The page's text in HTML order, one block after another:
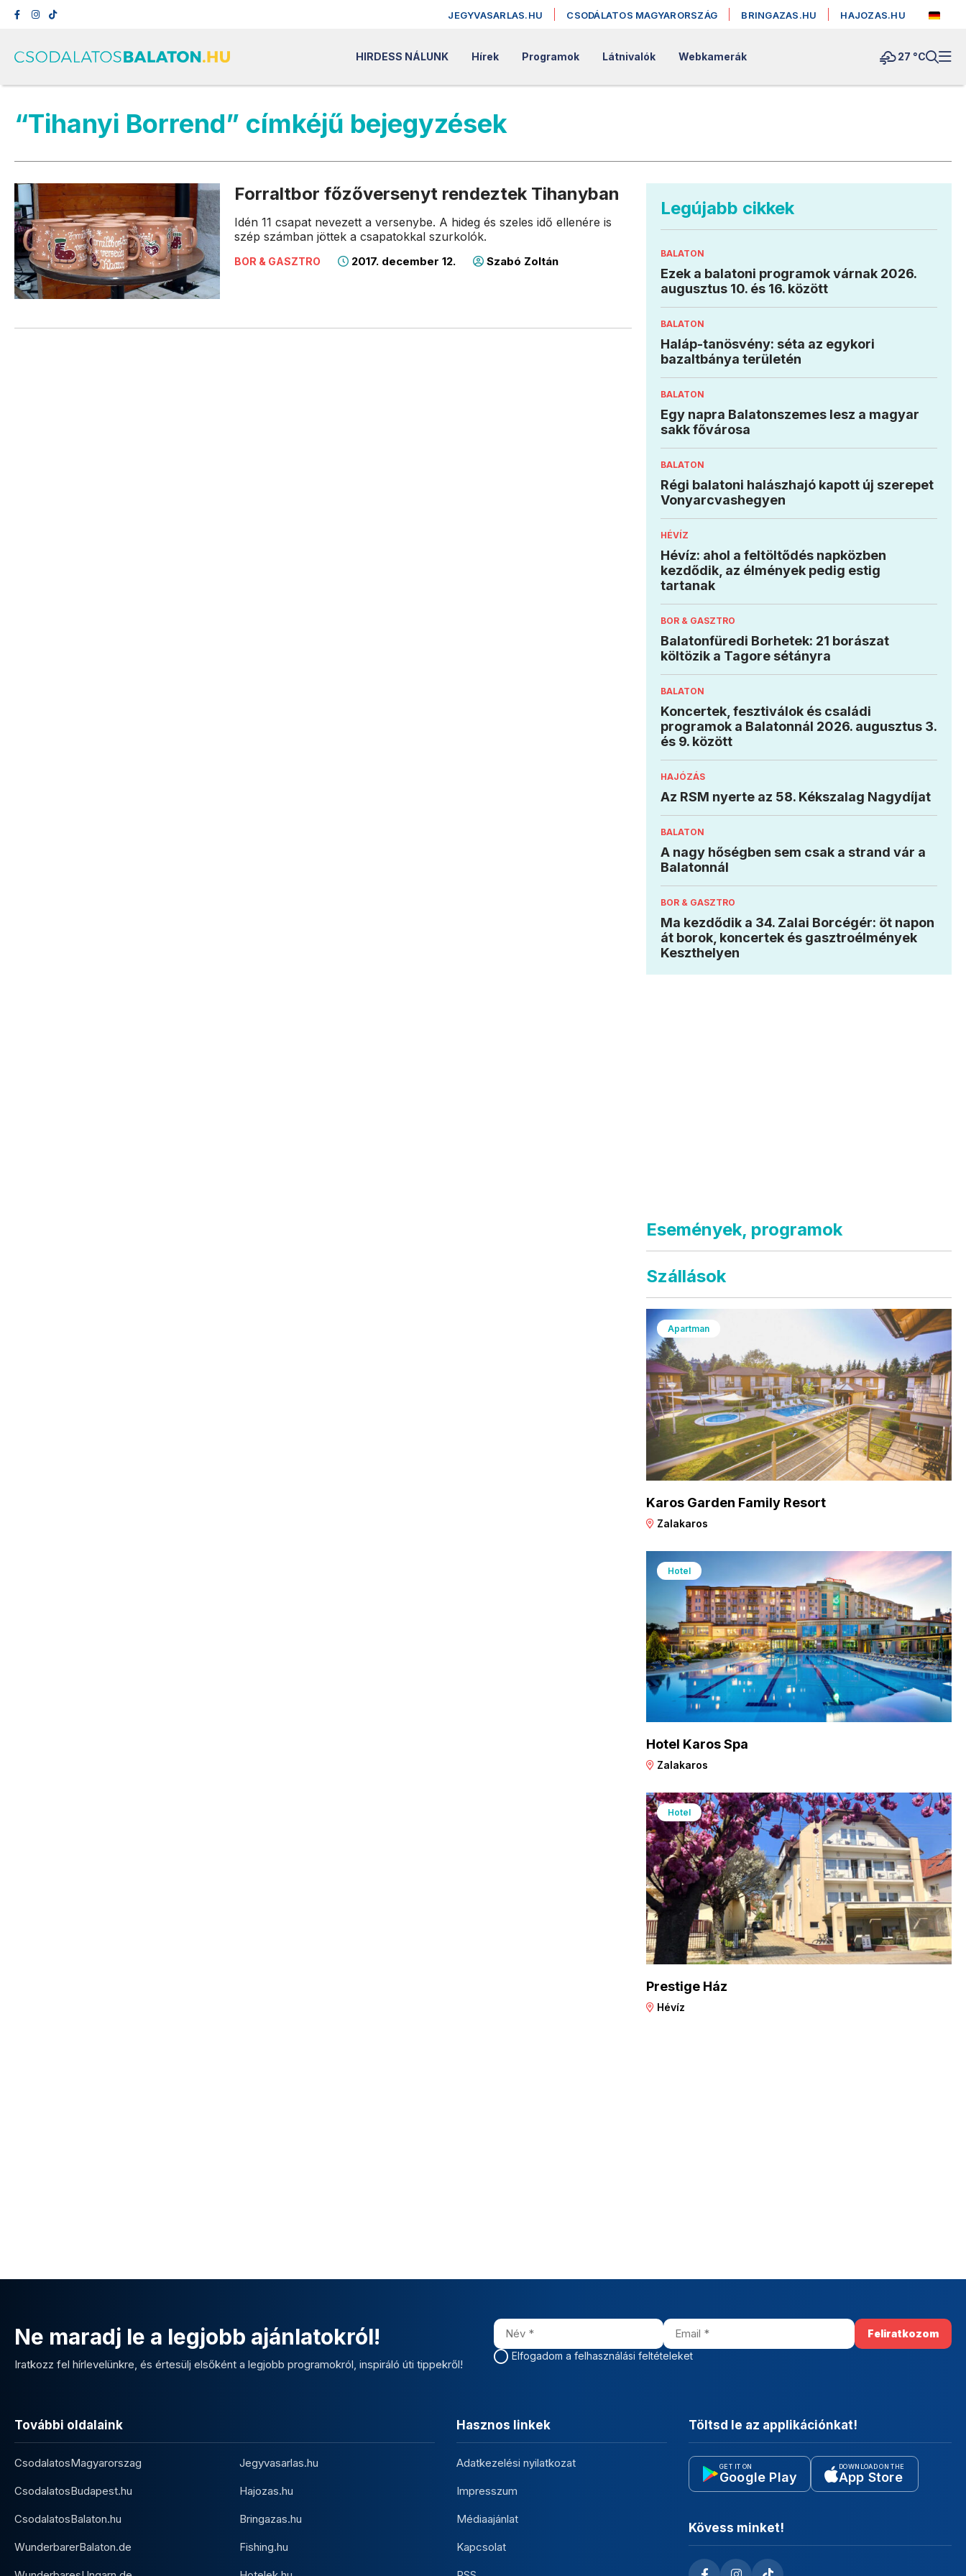
JEGYVASARLAS.HU CSODÁLATOS MAGYARORSZÁG BRINGAZAS.HU HAJOZAS.HU
HIRDESS NÁLUNK Hírek Programok Látnivalók Webkamerák 27 °C
“Tihanyi Borrend” címkéjű bejegyzések
Forraltbor főzőversenyt rendeztek Tihanyban
Idén 11 csapat nevezett a versenybe. A hideg és szeles idő ellenére is
szép számban jöttek a csapatokkal szurkolók.
BOR & GASZTRO 2017. december 12. Szabó Zoltán
Legújabb cikkek
BALATON
Ezek a balatoni programok várnak 2026.
augusztus 10. és 16. között
BALATON
Haláp-tanösvény: séta az egykori
bazaltbánya területén
BALATON
Egy napra Balatonszemes lesz a magyar
sakk fővárosa
BALATON
Régi balatoni halászhajó kapott új szerepet
Vonyarcvashegyen
HÉVÍZ
Hévíz: ahol a feltöltődés napközben
kezdődik, az élmények pedig estig
tartanak
BOR & GASZTRO
Balatonfüredi Borhetek: 21 borászat
költözik a Tagore sétányra
BALATON
Koncertek, fesztiválok és családi
programok a Balatonnál 2026. augusztus 3.
és 9. között
HAJÓZÁS
Az RSM nyerte az 58. Kékszalag Nagydíjat
BALATON
A nagy hőségben sem csak a strand vár a
Balatonnál
BOR & GASZTRO
Ma kezdődik a 34. Zalai Borcégér: öt napon
át borok, koncertek és gasztroélmények
Keszthelyen
Események, programok
Szállások
Apartman
Karos Garden Family Resort
Zalakaros
Hotel
Hotel Karos Spa
Zalakaros
Hotel
Prestige Ház
Hévíz
Ne maradj le a legjobb ajánlatokról!
Iratkozz fel hírlevelünkre, és értesülj elsőként a legjobb programokról, inspiráló úti tippekről!
Elfogadom a felhasználási feltételeket
További oldalaink
CsodalatosMagyarorszag
CsodalatosBudapest.hu
CsodalatosBalaton.hu
WunderbarerBalaton.de
Jegyvasarlas.hu
Hajozas.hu
Bringazas.hu
Fishing.hu
Hasznos linkek
Adatkezelési nyilatkozat
Impresszum
Médiaajánlat
Kapcsolat
Töltsd le az applikációnkat!
GET IT ON
Google Play
DOWNLOAD ON THE
App Store
Kövess minket!